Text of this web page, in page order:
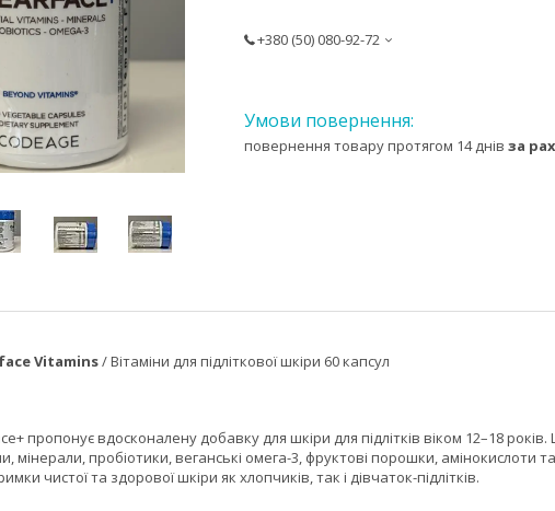
+380 (50) 080-92-72
повернення товару протягом 14 днів за
Vitamins/ Вітаміни для підліткової шкіри 60 капсул
пропонує вдосконалену добавку для шкіри для підлітків віком 12–18
мінерали, пробіотики, веганські омега-3, фруктові порошки, амінокислоти
чистої та здорової шкіри як хлопчиків, так і дівчаток-підлітків.